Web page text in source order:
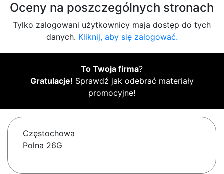
Oceny na poszczególnych stronach
Tylko zalogowani użytkownicy maja dostęp do tych
danych. Kliknij, aby się zalogować.
To Twoja firma?
Gratulacje! Sprawdź jak odebrać materiały
promocyjne!
Częstochowa
Polna 26G